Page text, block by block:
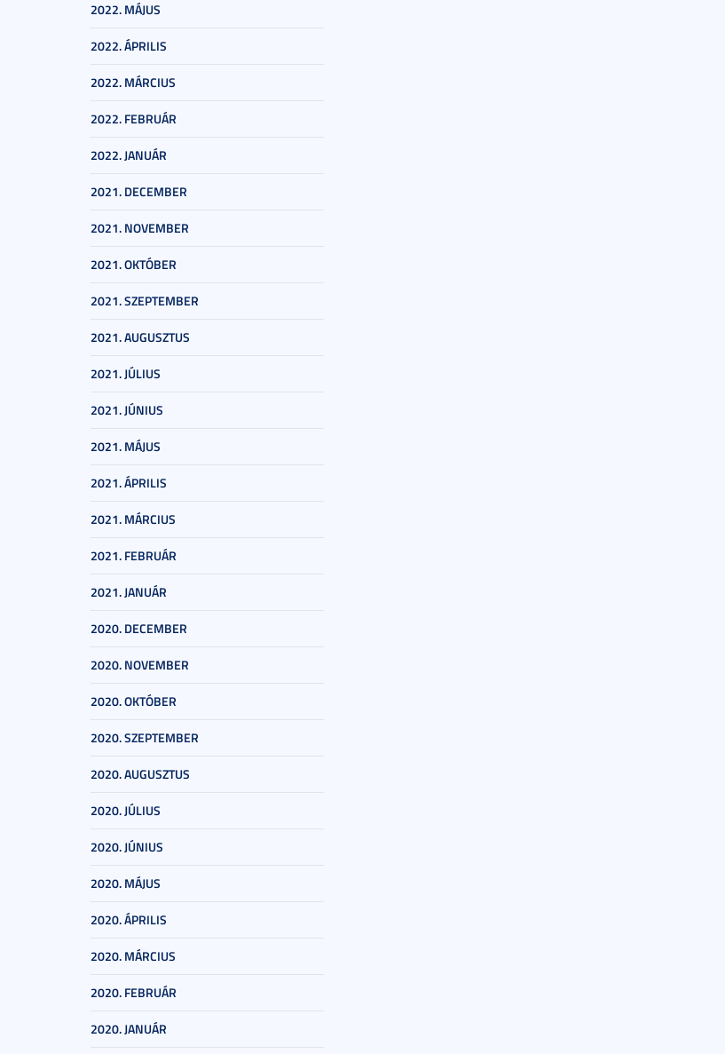
2022. MÁJUS
2022. ÁPRILIS
2022. MÁRCIUS
2022. FEBRUÁR
2022. JANUÁR
2021. DECEMBER
2021. NOVEMBER
2021. OKTÓBER
2021. SZEPTEMBER
2021. AUGUSZTUS
2021. JÚLIUS
2021. JÚNIUS
2021. MÁJUS
2021. ÁPRILIS
2021. MÁRCIUS
2021. FEBRUÁR
2021. JANUÁR
2020. DECEMBER
2020. NOVEMBER
2020. OKTÓBER
2020. SZEPTEMBER
2020. AUGUSZTUS
2020. JÚLIUS
2020. JÚNIUS
2020. MÁJUS
2020. ÁPRILIS
2020. MÁRCIUS
2020. FEBRUÁR
2020. JANUÁR